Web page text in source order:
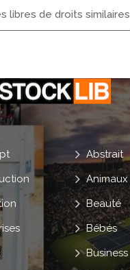
libres de droits similaires
Abstrait
Animaux
Beauté
Bébés
Business